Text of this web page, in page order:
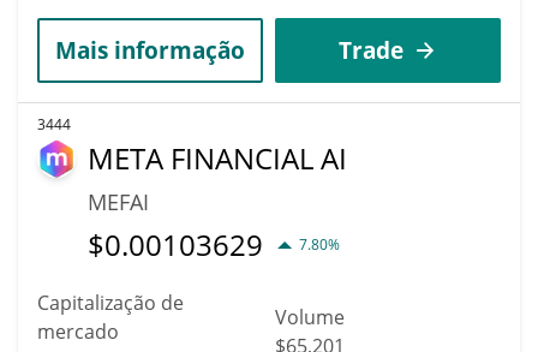
Mais informação Trade
3444
META FINANCIAL AI
MEFAI
$0.00103629 7.80%
Capitalização de
mercado
Volume
$65,201